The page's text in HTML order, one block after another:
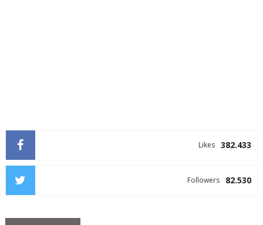
382.433
Likes
82.530
Followers